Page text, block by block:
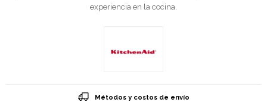
experiencia en la cocina.
Métodos y costos de envío